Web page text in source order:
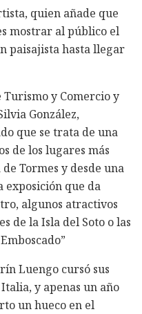
quien añade que
mostrar al público el
paisajista hasta llegar
Turismo y Comercio y
González,
que se trata de una
de los lugares más
Tormes y desde una
exposición que da
algunos atractivos
de la Isla del Soto o las
Luengo cursó sus
y apenas un año
un hueco en el